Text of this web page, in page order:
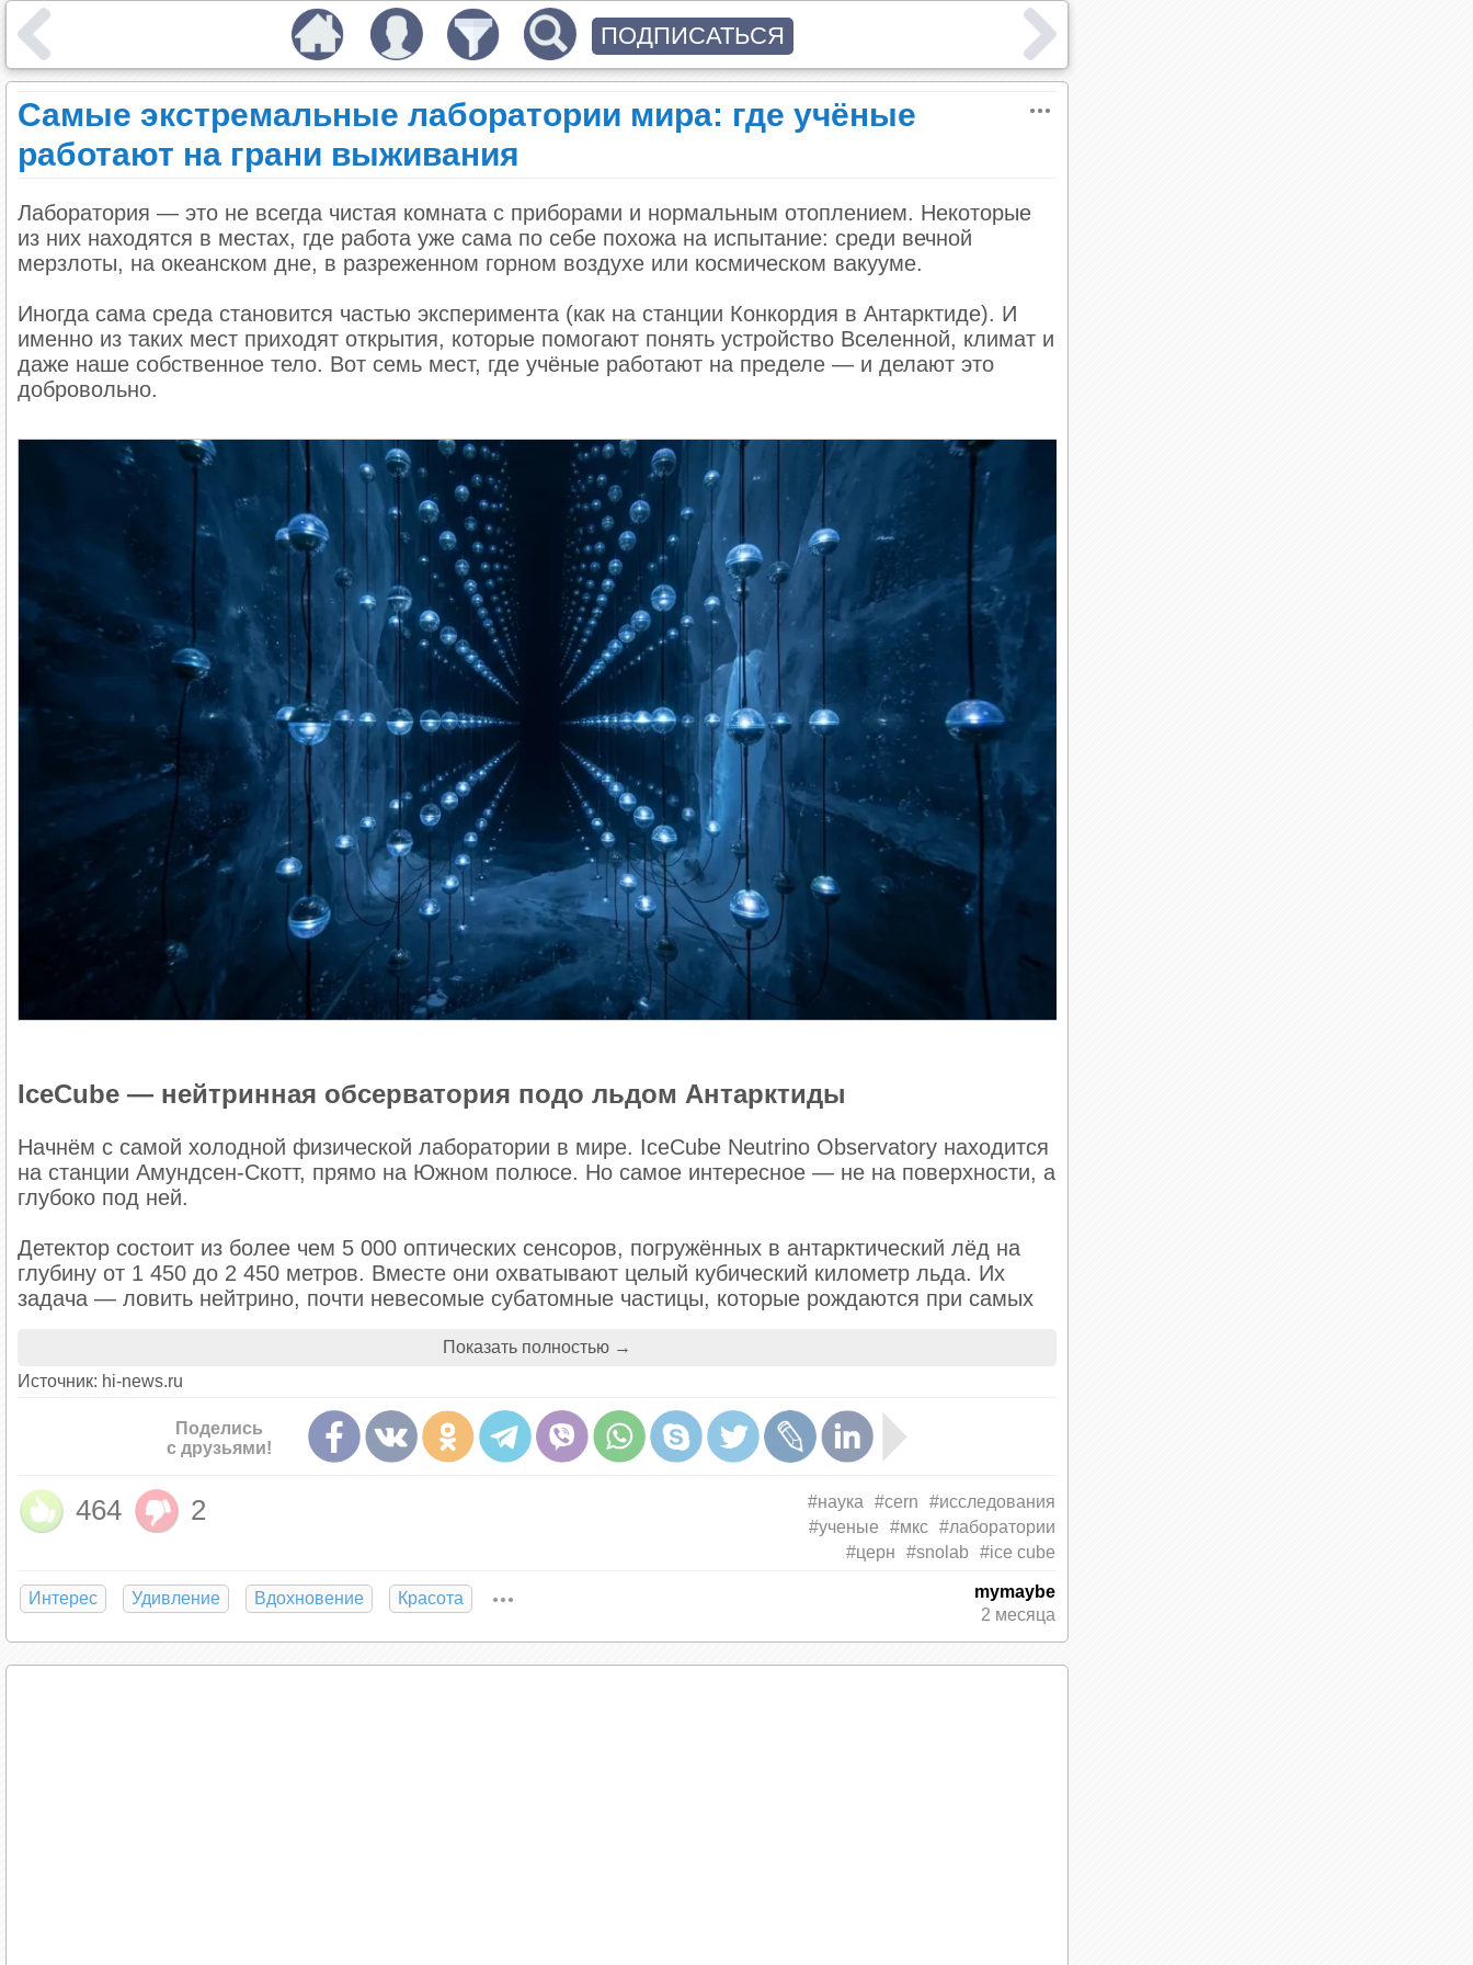
Самые экстремальные лаборатории мира: где учёные
работают на грани выживания
Лаборатория — это не всегда чистая комната с приборами и нормальным отоплением. Некоторые
из них находятся в местах, где работа уже сама по себе похожа на испытание: среди вечной
мерзлоты, на океанском дне, в разреженном горном воздухе или космическом вакууме.
Иногда сама среда становится частью эксперимента (как на станции Конкордия в Антарктиде). И
именно из таких мест приходят открытия, которые помогают понять устройство Вселенной, климат и
даже наше собственное тело. Вот семь мест, где учёные работают на пределе — и делают это
добровольно.
IceCube — нейтринная обсерватория подо льдом Антарктиды
Начнём с самой холодной физической лаборатории в мире. IceCube Neutrino Observatory находится
на станции Амундсен-Скотт, прямо на Южном полюсе. Но самое интересное — не на поверхности, а
глубоко под ней.
Детектор состоит из более чем 5 000 оптических сенсоров, погружённых в антарктический лёд на
глубину от 1 450 до 2 450 метров. Вместе они охватывают целый кубический километр льда. Их
задача — ловить нейтрино, почти невесомые субатомные частицы, которые рождаются при самых
Показать полностью →
Источник: hi-news.ru
Поделись
с друзьями!
464 2 #наука #cern
#исследования
#ученые
#мкс
#лаборатории
#церн
#snolab #ice cube
Интерес Удивление Вдохновение Красота
mymaybe
2 месяца
ПОДПИСАТЬСЯ